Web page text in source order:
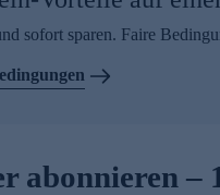
sofort sparen. Faire
abonnieren –